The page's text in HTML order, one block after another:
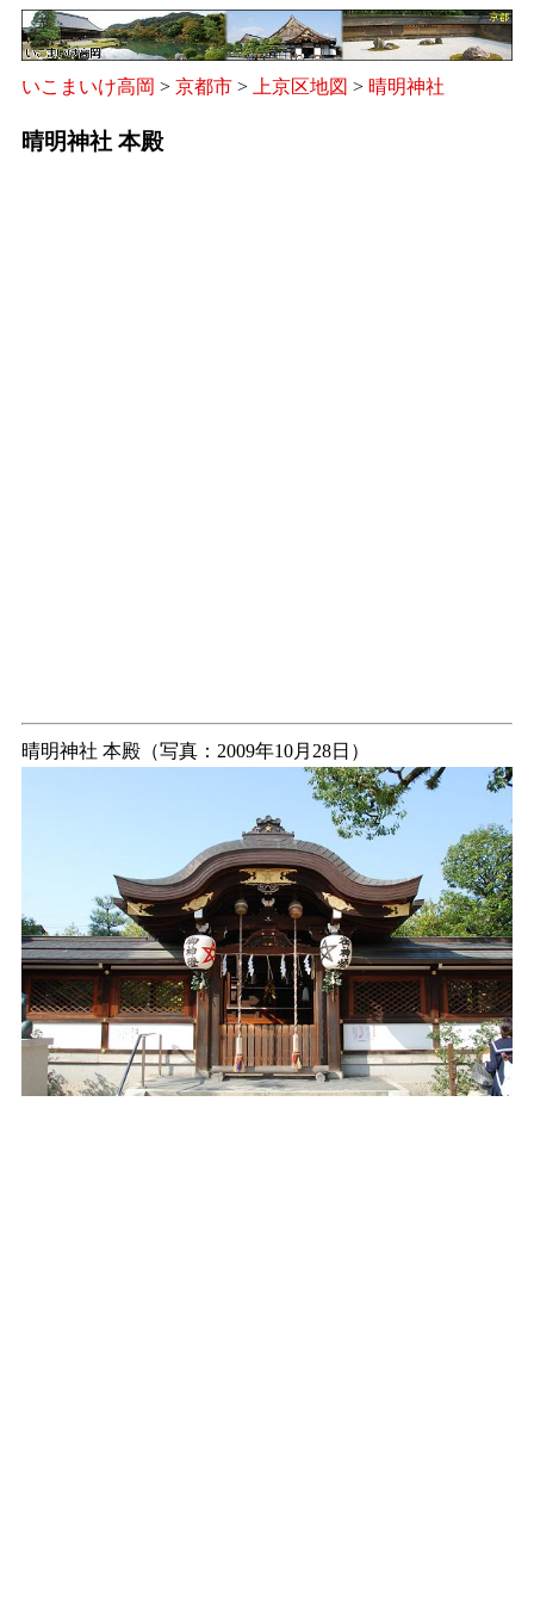
いこまいけ高岡 > 京都市 > 上京区地図 > 晴明神社
晴明神社 本殿
晴明神社 本殿（写真：2009年10月28日）